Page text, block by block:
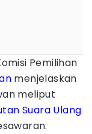
Pemilihan
menjelaskan
meliput
Suara Ulang